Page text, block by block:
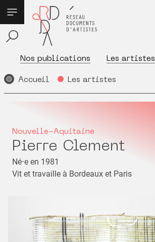
Nos publications Les artistes
Accueil Les artistes
Nouvelle-Aquitaine
Pierre Clement
Né⋅e en 1981
Vit et travaille à Bordeaux et Paris